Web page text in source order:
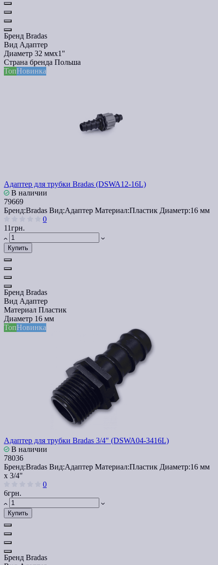
Бренд Bradas
Вид Адаптер
Диаметр 32 ммx1"
Страна бренда Польша
ТопНовинка
Адаптер для трубки Bradas (DSWA12-16L)
В наличии
79669
Бренд:Bradas Вид:Адаптер Материал:Пластик Диаметр:16 мм
0
11грн.
Купить
Бренд Bradas
Вид Адаптер
Материал Пластик
Диаметр 16 мм
ТопНовинка
Адаптер для трубки Bradas 3/4" (DSWA04-3416L)
В наличии
78036
Бренд:Bradas Вид:Адаптер Материал:Пластик Диаметр:16 мм
x 3/4"
0
6грн.
Купить
Бренд Bradas